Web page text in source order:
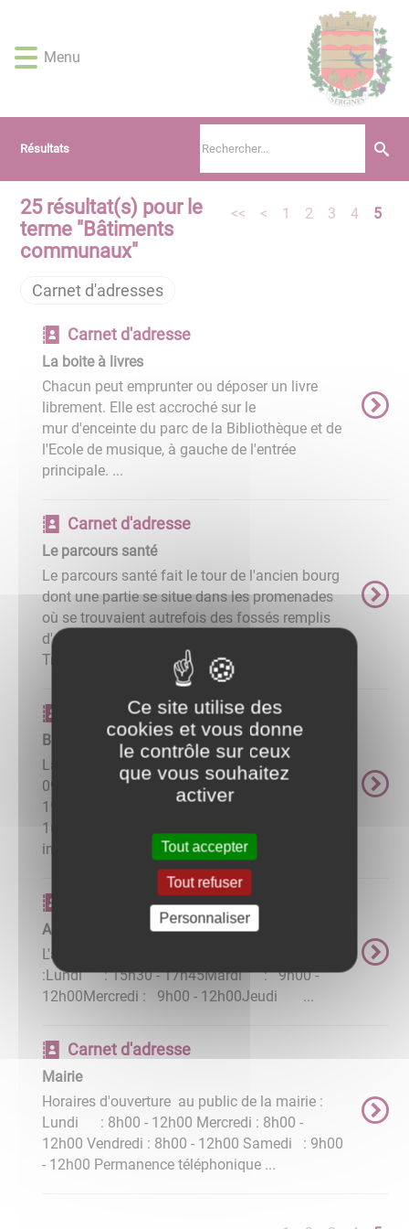
rapide
au
rapide
au
principal
rapide
recherche
rapide
au
de
Menu
Résultats
25résultat(s) pour le
terme "Bâtiments
communaux"
<< < 1 2 3 4 5
Carnet d'adresses
Carnet d'adresse
La boite à livres
Chacun peut emprunter ou déposer un livre
librement. Elle est accroché sur le
mur d'enceinte du parc de la Bibliothèque et de
l'Ecole de musique, à gauche de l'entrée
principale. ...
Carnet d'adresse
Le parcours santé
Le parcours santé fait le tour de l'ancien bourg
dont une partie se situe dans les promenades
où se trouvaient autrefois des fossés remplis
d'eau. Il commence en haut de la rue des
Treilles et se termine ...
Carnet d'adresse
Bibliothèque
La bibliothèque est ouverte au public : Mardi
09h15 - 11h45 Mercredi 09h30 12h00 - 15h30
19h15 Jeudi 09h15 - 11h45 Vendredi 14h30 -
16h30 Samedi 09h00 - 12h15 Nous vous
informons que ...
Carnet d'adresse
Agence postale communale
L'agence postale communale est ouverte
:Lundi : 15h30 - 17h45Mardi : 9h00 -
12h00Mercredi : 9h00 - 12h00Jeudi ...
Carnet d'adresse
Mairie
Horaires d'ouverture au public de la mairie :
Lundi : 8h00 - 12h00 Mercredi : 8h00 -
12h00 Vendredi : 8h00 - 12h00 Samedi : 9h00
- 12h00 Permanence téléphonique ...
Ce site utilise des
cookies et vous donne
le contrôle sur ceux
que vous souhaitez
activer
Tout accepter
Tout refuser
Personnaliser